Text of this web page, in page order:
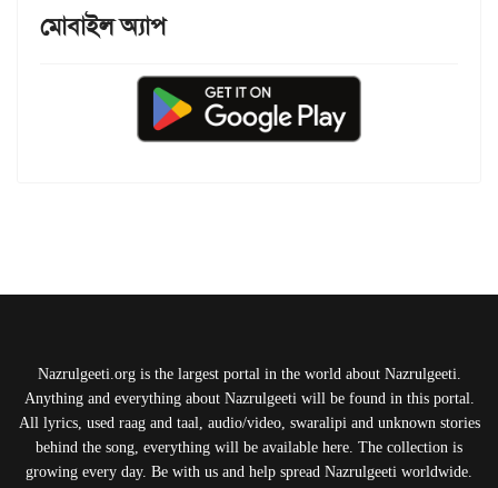
মোবাইল অ্যাপ
Nazrulgeeti.org is the largest portal in the world about Nazrulgeeti.
Anything and everything about Nazrulgeeti will be found in this portal.
All lyrics, used raag and taal, audio/video, swaralipi and unknown stories
behind the song, everything will be available here. The collection is
growing every day. Be with us and help spread Nazrulgeeti worldwide.